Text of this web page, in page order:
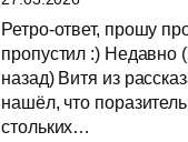
Ретро-ответ, прошу
пропустил :) Недавно
назад) Витя из
нашёл, что
стольких…